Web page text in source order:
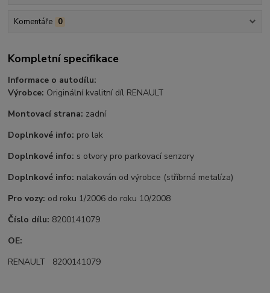
Komentáře 0
Kompletní specifikace
Informace o autodílu:
Výrobce: Originální kvalitní díl RENAULT
Montovací strana: zadní
Doplnkové info: pro lak
Doplnkové info: s otvory pro parkovací senzory
Doplnkové info: nalakován od výrobce (stříbrná metalíza)
Pro vozy: od roku 1/2006 do roku 10/2008
Číslo dílu: 8200141079
OE:
RENAULT 8200141079